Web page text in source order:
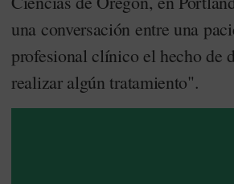
una conversación entre una
profesional clínico el hecho de
realizar algún tratamiento".